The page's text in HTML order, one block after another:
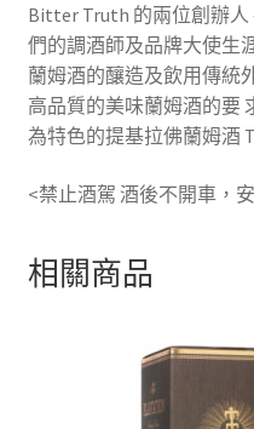
Bitter Truth 的兩位創辦人
們的調酒師及品牌大使生
蘭姆酒的釀造及飲用傳統
高品質的美味蘭姆酒的要
為特色的提基拉佛蘭姆酒
<禁止酒駕 酒後不開車，
相關商品